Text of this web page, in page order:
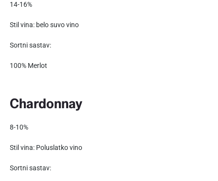
14-16%
Stil vina: belo suvo vino
Sortni sastav:
100% Merlot
Chardonnay
8-10%
Stil vina: Poluslatko vino
Sortni sastav: